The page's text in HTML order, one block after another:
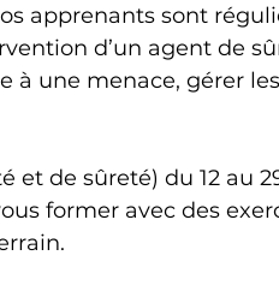
apprenants sont
d’un agent de
une menace, gérer
et de sûreté) du 12 au
former avec des